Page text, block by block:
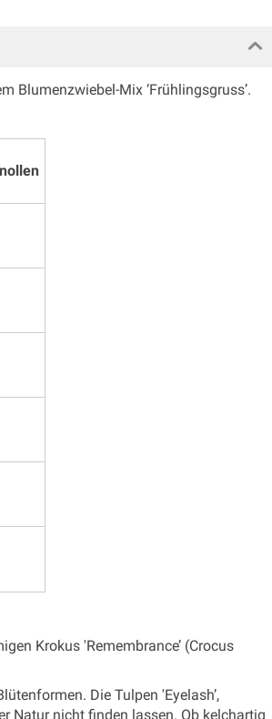
Blumenzwiebel-Mix ‘Frühlingsgruss’.
Krokus 'Remembrance’ (Crocus
Die Tulpen 'Eyelash’,
Natur nicht finden lassen. Ob kelchartig